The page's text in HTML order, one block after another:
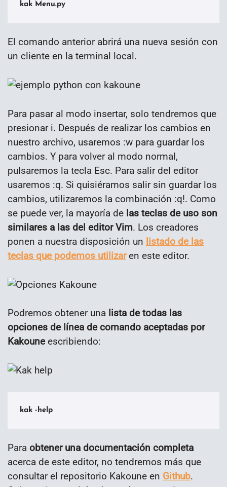
kak Menu.py
El comando anterior abrirá una nueva sesión con
un cliente en la terminal local.
Para pasar al modo insertar, solo tendremos que
presionar i. Después de realizar los cambios en
nuestro archivo, usaremos :w para guardar los
cambios. Y para volver al modo normal,
pulsaremos la tecla Esc. Para salir del editor
usaremos :q. Si quisiéramos salir sin guardar los
cambios, utilizaremos la combinación :q!. Como
se puede ver, la mayoría de las teclas de uso son
similares a las del editor Vim. Los creadores
ponen a nuestra disposición un listado de las
teclas que podemos utilizaren este editor.
Podremos obtener una lista de todas las
opciones de línea de comando aceptadas por
Kakouneescribiendo:
kak -help
Para obtener una documentación completa
acerca de este editor, no tendremos más que
consultar el repositorio Kakoune en Github.